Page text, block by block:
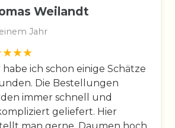
Weilandt
Jahr
habe ich schon einige Schätze
Die Bestellungen
immer schnell und
geliefert. Hier